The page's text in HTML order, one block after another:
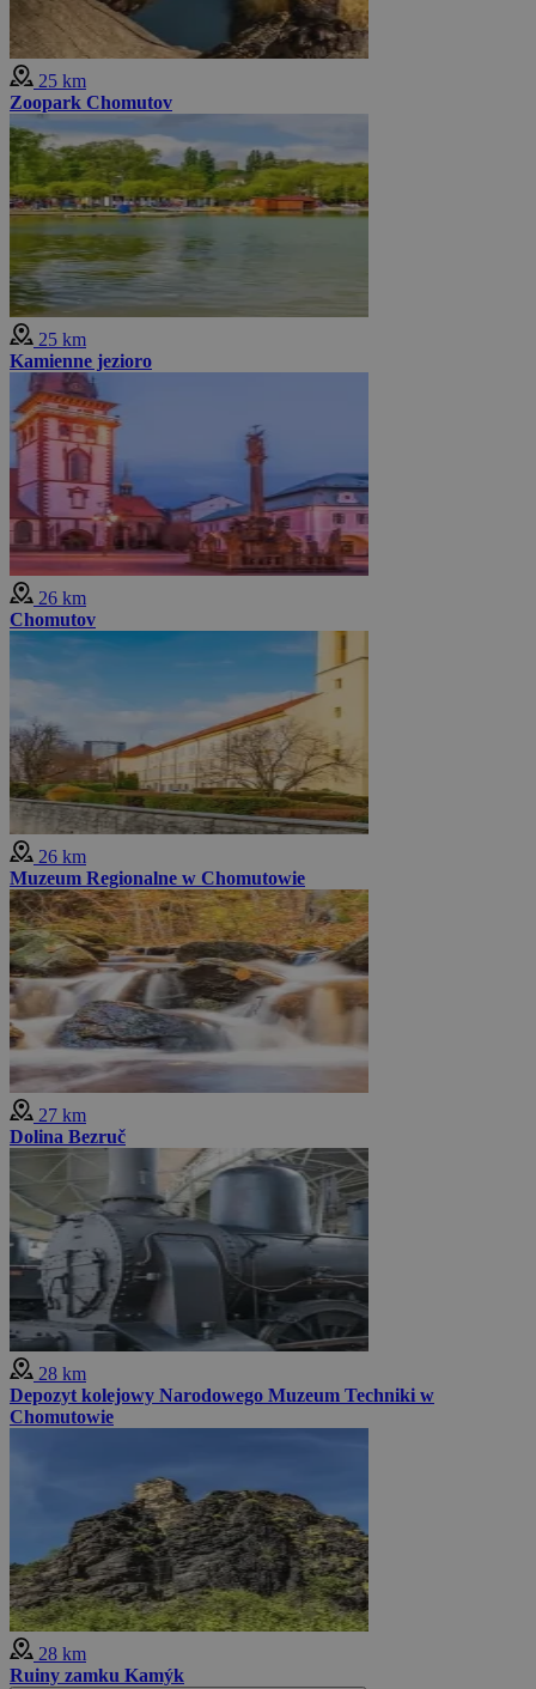
25 km
Zoopark Chomutov
25 km
Kamienne jezioro
26 km
Chomutov
26 km
Muzeum Regionalne w Chomutowie
27 km
Dolina Bezruč
28 km
Depozyt kolejowy Narodowego Muzeum Techniki w
Chomutowie
28 km
Ruiny zamku Kamýk